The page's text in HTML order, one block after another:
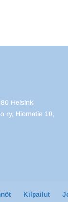
Helsinki
ry, Hiomotie 10,
Kilpailut